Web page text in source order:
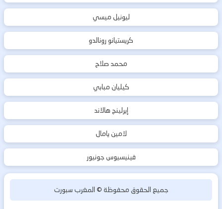
ليونيل ميسي
كريستيانو رونالدو
محمد صلاح
كيليان مبابي
إيرلينج هالاند
لامين يامال
فينيسيوس جونيور
جميع الحقوق محفوظة ©المغرب سبورت